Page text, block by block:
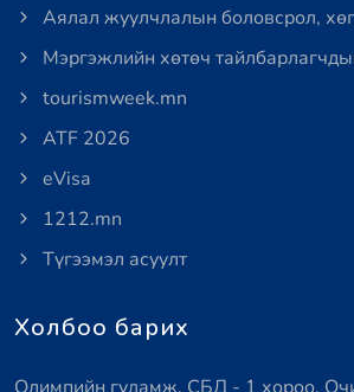
Аялал жуулчлалын боловсрол,
Мэргэжлийн хөтөч
tourismweek.mn
ATF 2026
eVisa
1212.mn
Түгээмэл асуулт
Холбоо барих